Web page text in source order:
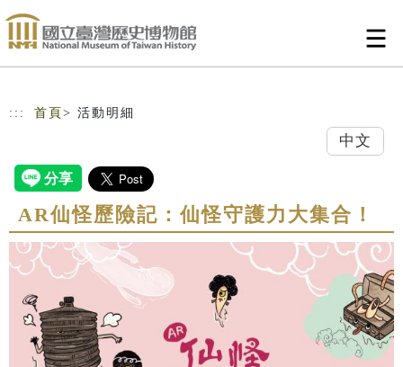
跳到主要內容
網站導覽
::: 首頁 > 活動明細
中文
AR仙怪歷險記：仙怪守護力大集合！